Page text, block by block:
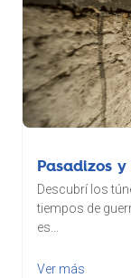
Pasadizos
Descubrí los
tiempos de
es...
Ver más